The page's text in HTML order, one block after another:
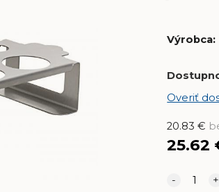
Výrobca:
Overiť
20.83 €
25.62